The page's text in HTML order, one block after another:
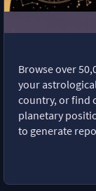
Browse over
your
country, or find
planetary
to generate